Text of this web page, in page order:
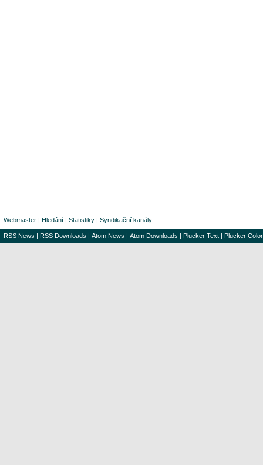
Webmaster | Hledání | Statistiky | Syndikační kanály
RSS News | RSS Downloads | Atom News | Atom Downloads | Plucker Text | Plucker Color